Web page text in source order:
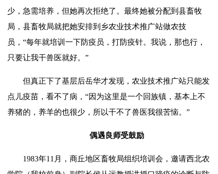
少，急需培养，但她再次拒绝了。最终她被分配到县畜牧
局，县畜牧局就把她安排到乡农业技术推广站做农技
员，“每年就培训一下防疫员，打防疫针。我说，那也行，
只要让我干兽医就好。”
但真正下了基层后岳华才发现，农业技术推广站只能发
点儿疫苗，看不了病，“因为这里是一个回族镇，基本上不
养猪的，养羊的也很少，所以干不了兽医我很苦恼。”
偶遇良师受鼓励
1983年11月，商丘地区畜牧局组织培训会，邀请西北农